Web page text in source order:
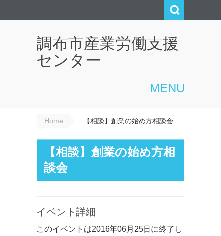
調布市産業労働支援
センター
MENU
Home 【相談】創業の始め方相談会
【相談】創業の始め方相
談会
イベント詳細
このイベントは2016年06月25日に終了し